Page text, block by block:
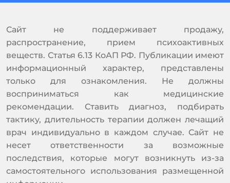
Сайт не поддерживает продажу,
распространение, прием психоактивных
веществ. Статья 6.13 КоАП РФ. Публикации имеют
информационный характер, представлены
только для ознакомления. Не должны
восприниматься как медицинские
рекомендации. Ставить диагноз, подбирать
тактику, длительность терапии должен лечащий
врач индивидуально в каждом случае. Сайт не
несет ответственности за возможные
последствия, которые могут возникнуть из-за
самостоятельного использования размещенной